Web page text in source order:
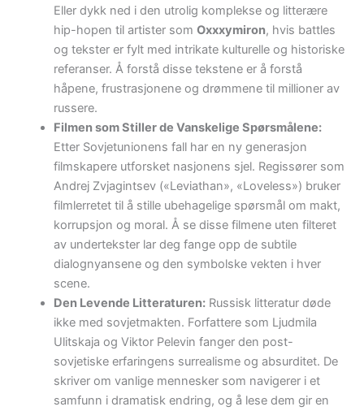
Eller dykk ned i den utrolig komplekse og litterære
hip-hopen til artister somOxxxymiron, hvis battles
og tekster er fylt med intrikate kulturelle og historiske
referanser. Å forstå disse tekstene er å forstå
håpene, frustrasjonene og drømmene til millioner av
russere.
Filmen som Stiller de Vanskelige Spørsmålene:
Etter Sovjetunionens fall har en ny generasjon
filmskapere utforsket nasjonens sjel. Regissører som
Andrej Zvjagintsev («Leviathan», «Loveless») bruker
filmlerretet til å stille ubehagelige spørsmål om makt,
korrupsjon og moral. Å se disse filmene uten filteret
av undertekster lar deg fange opp de subtile
dialognyansene og den symbolske vekten i hver
scene.
Den Levende Litteraturen: Russisk litteratur døde
ikke med sovjetmakten. Forfattere som Ljudmila
Ulitskaja og Viktor Pelevin fanger den post-
sovjetiske erfaringens surrealisme og absurditet. De
skriver om vanlige mennesker som navigerer i et
samfunn i dramatisk endring, og å lese dem gir en